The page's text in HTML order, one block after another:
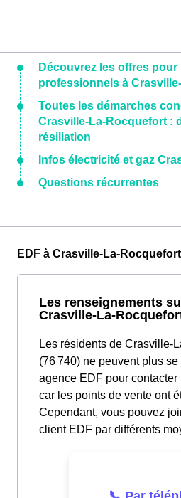
Découvrez les offres
professionnels à
Toutes les démarches
Crasville-La-Rocquefort :
résiliation
Infos électricité et gaz
Questions récurrentes
EDF à Crasville-La-
Les renseignements
Crasville-La-
Les résidents de Crasville-
(76 740) ne peuvent plus
agence EDF pour contacter
car les points de vente ont
Cependant, vous pouvez
client EDF par différents